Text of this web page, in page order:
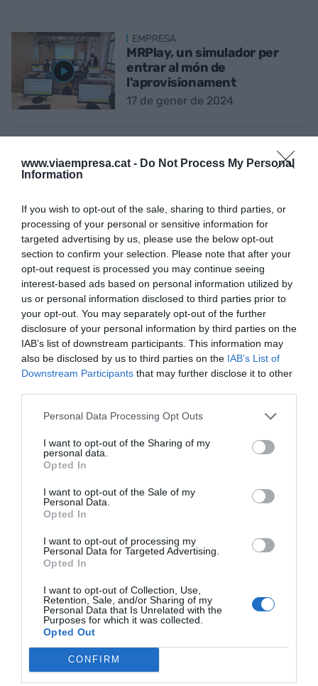
www.viaempresa.cat - Do Not Process My Personal
Information
If you wish to opt-out of the sale, sharing to third parties, or
processing of your personal or sensitive information for
targeted advertising by us, please use the below opt-out
section to confirm your selection. Please note that after your
opt-out request is processed you may continue seeing
interest-based ads based on personal information utilized by
us or personal information disclosed to third parties prior to
your opt-out. You may separately opt-out of the further
disclosure of your personal information by third parties on the
IAB’s list of downstream participants. This information may
also be disclosed by us to third parties on the IAB’s List of
Downstream Participants that may further disclose it to other
Personal Data Processing Opt Outs
I want to opt-out of the Sharing of my
personal data.
Opted In
I want to opt-out of the Sale of my
Personal Data.
Opted In
I want to opt-out of processing my
Personal Data for Targeted Advertising.
Opted In
I want to opt-out of Collection, Use,
Retention, Sale, and/or Sharing of my
Personal Data that Is Unrelated with the
Purposes for which it was collected.
Opted Out
CONFIRM
EMPRESA
MRPlay, un simulador per
entrar al món de
l'aprovisionament
17 de gener de 2024
El joc de cadires de
EMPRESA
Grifols després de la
tempesta: "Tenen el benefici
del dubte a favor seu"
11 de gener de 2024
ECONOMIA
El veredicte de CaixaBank
10 de gener de 2024
Les 15 economies més
importants del món
Anterior 1 2 3 4 5 6